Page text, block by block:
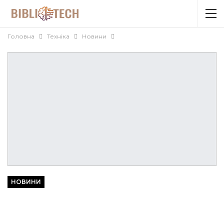
Головна Техніка Новини
НОВИНИ